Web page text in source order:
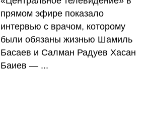
прямом эфире показало
интервью с врачом, которому
были обязаны жизнью Шамиль
Басаев и Салман Радуев Хасан
Баиев — ...